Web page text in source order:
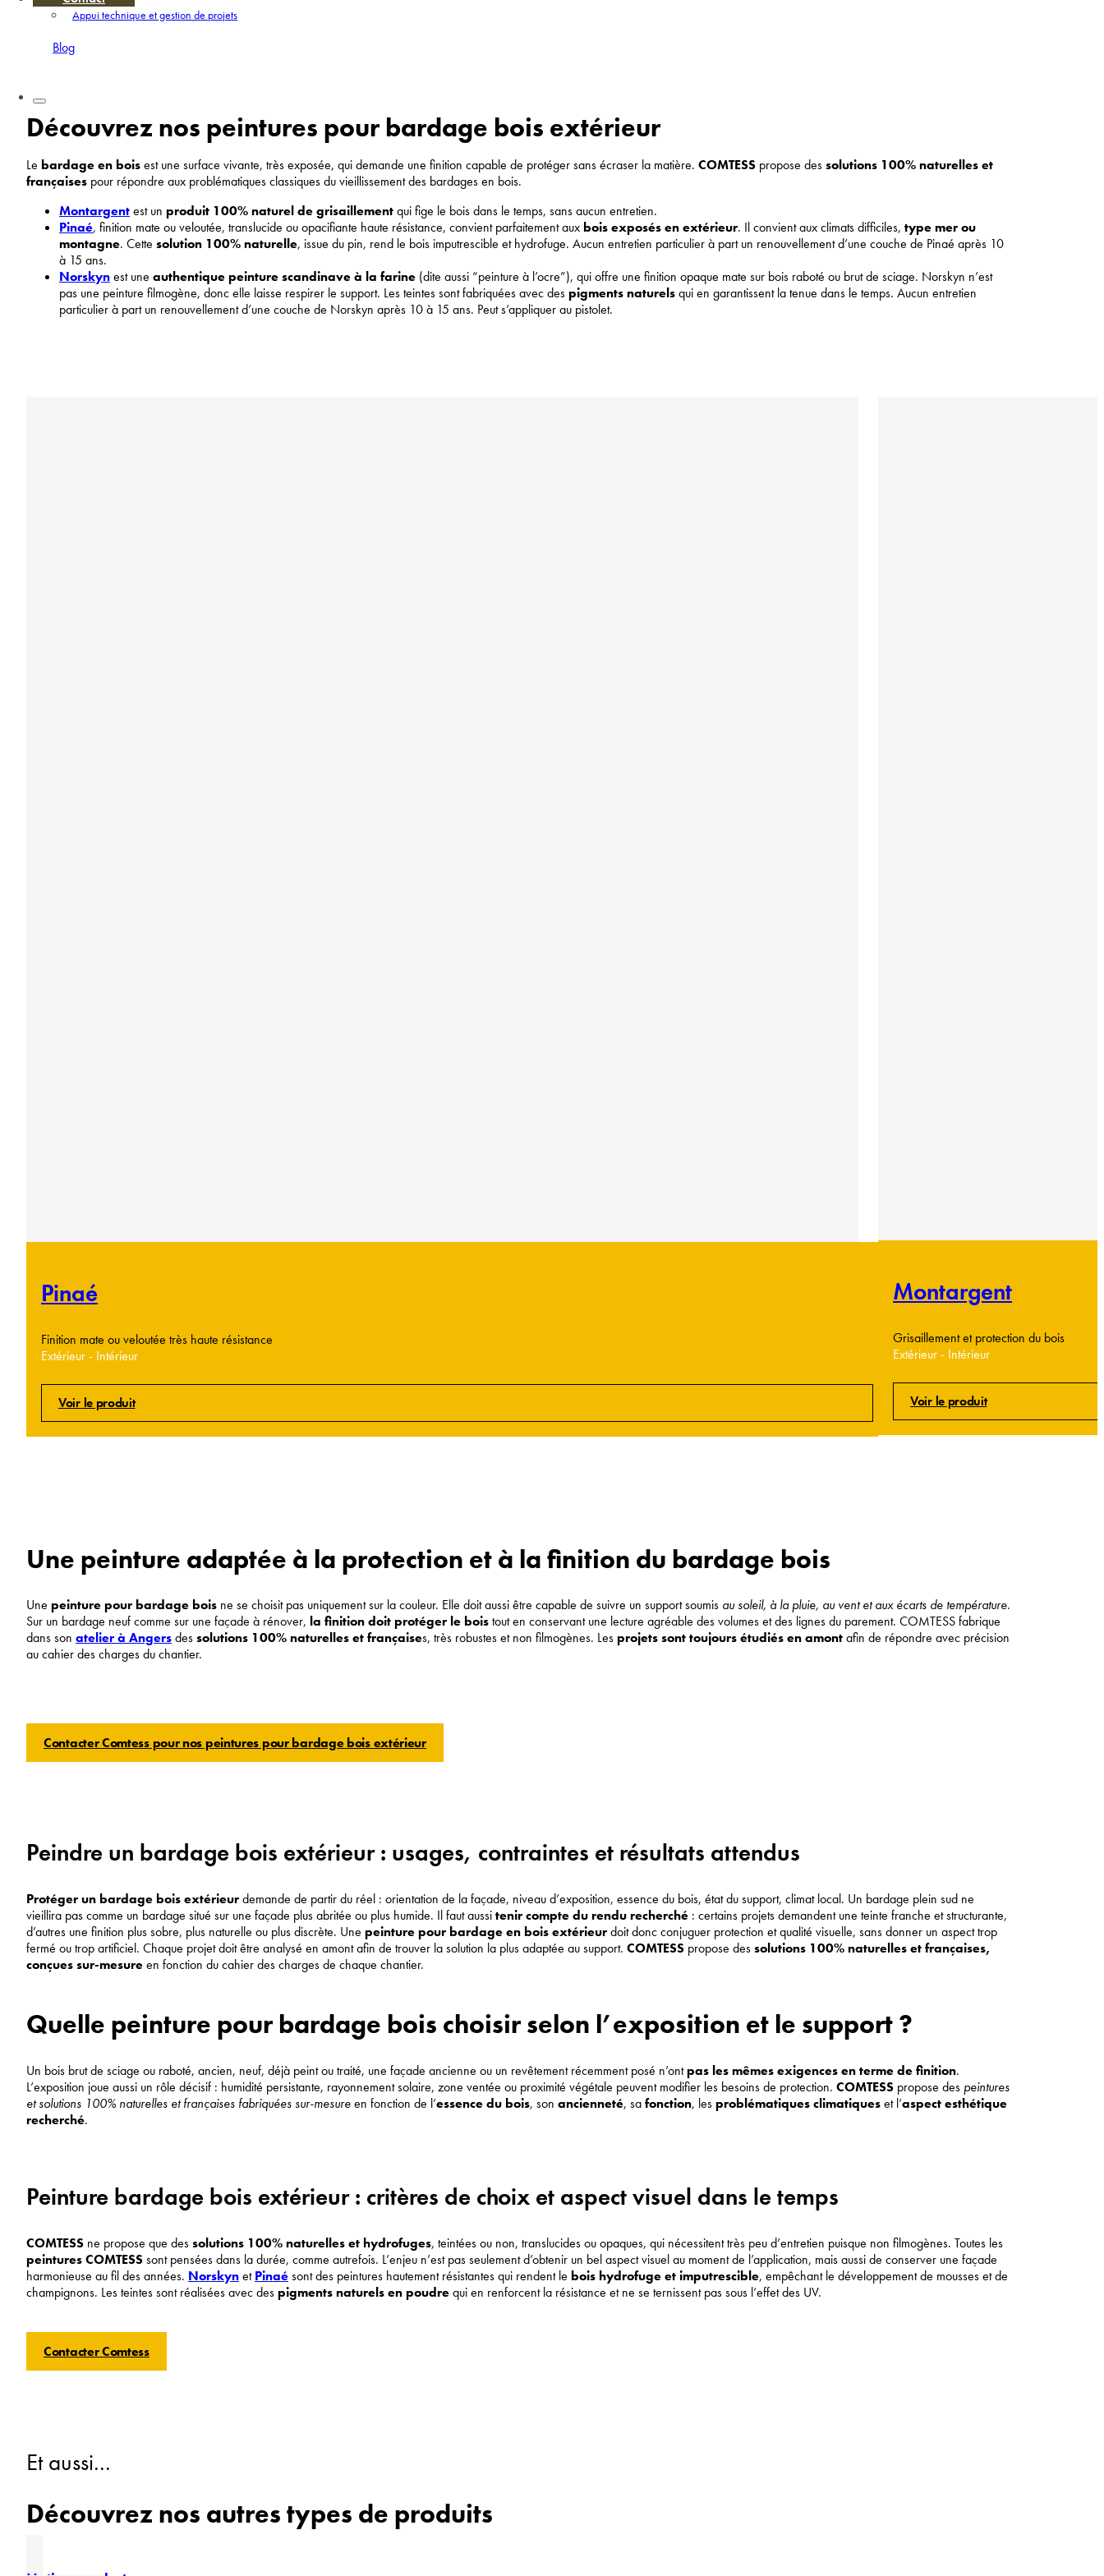
Appui technique et gestion de projets
Blog
Découvrez nos peintures pour bardage bois extérieur
Le bardage en boisest une surface vivante, très exposée, qui demande une finition capable de protéger sans écraser la matière. COMTESS propose dessolutions 100% naturelles et
françaises pour répondre aux problématiques classiques du vieillissement des bardages en bois.
Montargentest un produit 100% naturel de grisaillementqui fige le bois dans le temps, sans aucun entretien.
Pinaé, finition mate ou veloutée, translucide ou opacifiante haute résistance, convient parfaitement aux bois exposés en extérieur. Il convient aux climats difficiles, type mer ou
montagne. Cette solution 100% naturelle, issue du pin, rend le bois imputrescible et hydrofuge. Aucun entretien particulier à part un renouvellement d’une couche de Pinaé après 10
à 15 ans.
Norskynest une authentique peinture scandinave à la farine (dite aussi “peinture à l’ocre”), qui offre une finition opaque mate sur bois raboté ou brut de sciage. Norskyn n’est
pas une peinture filmogène, donc elle laisse respirer le support. Les teintes sont fabriquées avec despigments naturelsqui en garantissent la tenue dans le temps. Aucun entretien
particulier à part un renouvellement d’une couche de Norskyn après 10 à 15 ans. Peut s’appliquer au pistolet.
Pinaé
Finition mate ou veloutée très haute résistance
Extérieur - Intérieur
Voir le produit
Montargent
Grisaillement et protection du bois
Extérieur - Intérieur
Voir le produit
Une peinture adaptée à la protection et à la finition du bardage bois
Une peinture pour bardage bois ne se choisit pas uniquement sur la couleur. Elle doit aussi être capable de suivre un support soumis au soleil, à la pluie, au vent et aux écarts de température.
Sur un bardage neuf comme sur une façade à rénover, la finition doit protéger le boistout en conservant une lecture agréable des volumes et des lignes du parement. COMTESS fabrique
dans son atelier à Angersdessolutions 100% naturelles et françaises, très robustes et non filmogènes. Lesprojets sont toujours étudiés en amontafin de répondre avec précision
au cahier des charges du chantier.
Contacter Comtess pour nos peintures pour bardage bois extérieur
Peindre un bardage bois extérieur : usages, contraintes et résultats attendus
Protéger un bardage bois extérieurdemande de partir du réel : orientation de la façade, niveau d’exposition, essence du bois, état du support, climat local. Un bardage plein sud ne
vieillira pas comme un bardage situé sur une façade plus abritée ou plus humide. Il faut aussitenir compte du rendu recherché : certains projets demandent une teinte franche et structurante,
d’autres une finition plus sobre, plus naturelle ou plus discrète. Une peinture pour bardage en bois extérieurdoit donc conjuguer protection et qualité visuelle, sans donner un aspect trop
fermé ou trop artificiel. Chaque projet doit être analysé en amont afin de trouver la solution la plus adaptée au support. COMTESS propose dessolutions 100% naturelles et françaises,
conçues sur-mesureen fonction du cahier des charges de chaque chantier.
Quelle peinture pour bardage bois choisir selon l’exposition et le support ?
Un bois brut de sciage ou raboté, ancien, neuf, déjà peint ou traité, une façade ancienne ou un revêtement récemment posé n’ontpas les mêmes exigences en terme de finition.
L’exposition joue aussi un rôle décisif : humidité persistante, rayonnement solaire, zone ventée ou proximité végétale peuvent modifier les besoins de protection. COMTESS propose des peintures
et solutions 100% naturelles et françaises fabriquées sur-mesureen fonction de l’essence du bois, son ancienneté, safonction, lesproblématiques climatiqueset l’aspect esthétique
recherché.
Peinture bardage bois extérieur : critères de choix et aspect visuel dans le temps
COMTESS ne propose que dessolutions 100% naturelles et hydrofuges, teintées ou non, translucides ou opaques, qui nécessitent très peu d’entretien puisque non filmogènes. Toutes les
peintures COMTESSsont pensées dans la durée, comme autrefois. L’enjeu n’est pas seulement d’obtenir un bel aspect visuel au moment de l’application, mais aussi de conserver une façade
harmonieuse au fil des années. NorskynetPinaésont des peintures hautement résistantes qui rendent le bois hydrofuge et imputrescible, empêchant le développement de mousses et de
champignons. Les teintes sont réalisées avec despigments naturels en poudrequi en renforcent la résistance et ne se ternissent pas sous l’effet des UV.
Contacter Comtess
Et aussi...
Découvrez nos autres types de produits